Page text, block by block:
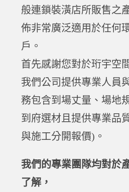
般連鎖裝潢店所販售之
佈非常廣泛適用於任何
戶。
首先感謝您對於珩宇空
我們公司提供專業人員
務包含到場丈量、場地
到府選材且提供專業品
與施工分開報價)。
我們的專業團隊均對於
了解，